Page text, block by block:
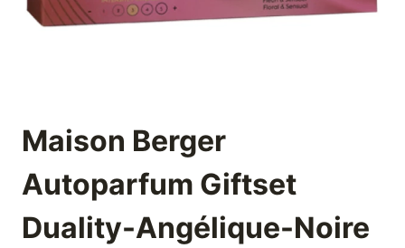
Maison Berger
Autoparfum Giftset
Duality-Angélique-Noire